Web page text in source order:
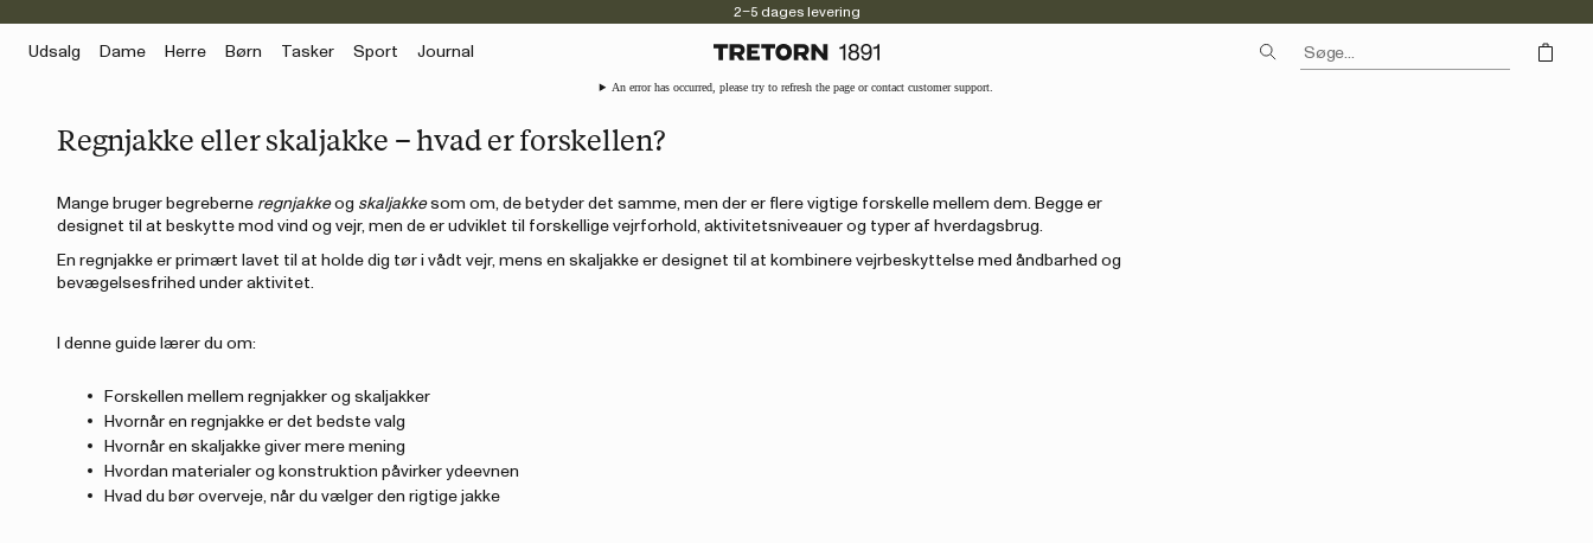
2–5 dages levering
Udsalg Dame Herre Børn Tasker Sport Journal
An error has occurred, please try to refresh the page or contact customer support.
Regnjakke eller skaljakke – hvad er forskellen?
Mange bruger begreberne regnjakkeog skaljakkesom om, de betyder det samme, men der er flere vigtige forskelle mellem dem. Begge er
designet til at beskytte mod vind og vejr, men de er udviklet til forskellige vejrforhold, aktivitetsniveauer og typer af hverdagsbrug.
En regnjakke er primært lavet til at holde dig tør i vådt vejr, mens en skaljakke er designet til at kombinere vejrbeskyttelse med åndbarhed og
bevægelsesfrihed under aktivitet.
I denne guide lærer du om:
Forskellen mellem regnjakker og skaljakker
Hvornår en regnjakke er det bedste valg
Hvornår en skaljakke giver mere mening
Hvordan materialer og konstruktion påvirker ydeevnen
Hvad du bør overveje, når du vælger den rigtige jakke